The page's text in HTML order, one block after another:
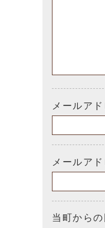
メールア
メールア
当町から